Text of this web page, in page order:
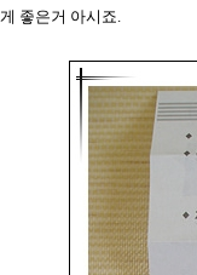
게 좋은거 아시죠.